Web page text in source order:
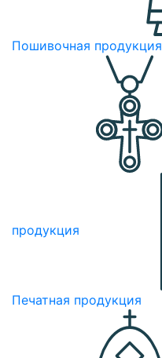
Пошивочная продукция
продукция
Печатная продукция